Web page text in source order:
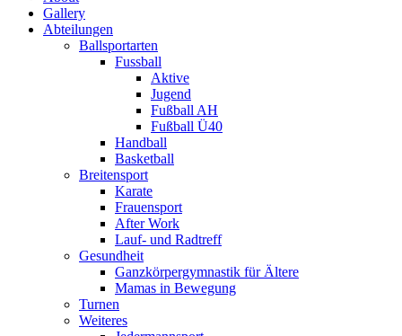
Gallery
Abteilungen
Ballsportarten
Fussball
Aktive
Jugend
Fußball AH
Fußball Ü40
Handball
Basketball
Breitensport
Karate
Frauensport
After Work
Lauf- und Radtreff
Gesundheit
Ganzkörpergymnastik für Ältere
Mamas in Bewegung
Turnen
Weiteres